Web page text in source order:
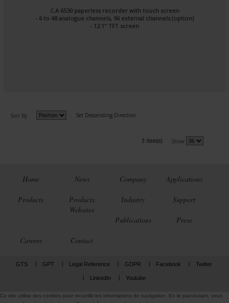
C.A 6530 paperless recorder with touch screen
- 6 to 48 analogue channels, 96 external channels (option)
- 12.1" TFT screen
Sort By Set Descending Direction
3 item(s) Show
Home News Company Applications
Products
Products
Websites
Industry Support
Publications Press
Careers Contact
GTS GPT Legal Reference GDPR Facebook Twitter
LinkedIn Youtube
Ce site utilise des cookies pour recueillir les informations de navigation. En le parcourant, vous